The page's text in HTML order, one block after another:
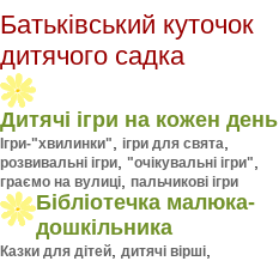
Батьківський куточок
дитячого садка
Дитячі ігри на кожен день
Ігри-"хвилинки" ігри для свята
розвивальні ігри "очікувальні ігри"
граємо на вулиці пальчикові ігри
Бібліотечка малюка-
дошкільника
Казки для дітей дитячі вірші